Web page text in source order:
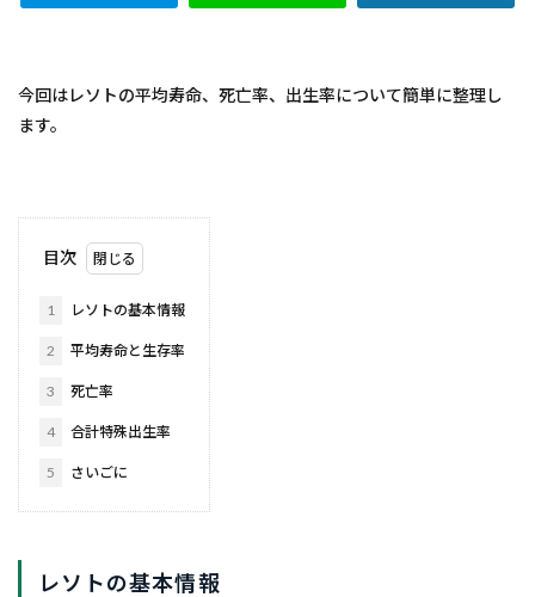
今回はレソトの平均寿命、死亡率、出生率について簡単に整理し
ます。
目次
1 レソトの基本情報
2 平均寿命と生存率
3 死亡率
4 合計特殊出生率
5 さいごに
レソトの基本情報